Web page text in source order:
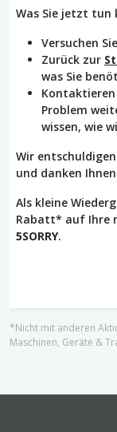
Was Sie jetzt tun
Versuchen
Zurück zur
was Sie
Kontaktieren
Problem
wissen, wie
Wir
und danken
Als kleine
Rabatt* auf Ihre
5SORRY.
*Nicht mit anderen
Maschinen, Geräte &